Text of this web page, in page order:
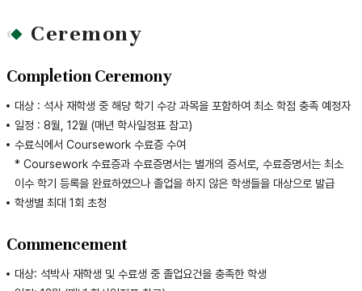
Ceremony
Completion Ceremony
대상 : 석사 재학생 중 해당 학기 수강 과목을 포함하여 최소 학점 충족 예정자
일정 : 8월, 12월 (매년 학사일정표 참고)
수료식에서 Coursework 수료증 수여
* Coursework 수료증과 수료증명서는 별개의 증서로, 수료증명서는 최소
이수 학기 등록을 완료하였으나 졸업을 하지 않은 학생들을 대상으로 발급
학생별 최대 1회 초청
Commencement
대상: 석박사 재학생 및 수료생 중 졸업요건을 충족한 학생